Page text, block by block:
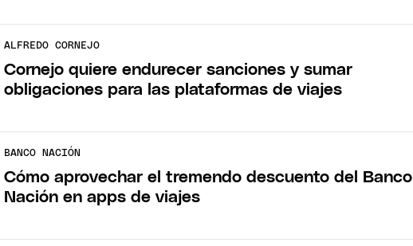
ALFREDO CORNEJO
Cornejo quiere endurecer sanciones y sumar
obligaciones para las plataformas de viajes
BANCO NACIÓN
Cómo aprovechar el tremendo descuento del Banco
Nación en apps de viajes